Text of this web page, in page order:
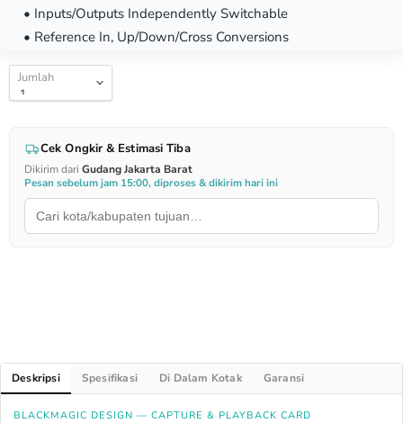
• Inputs/Outputs Independently Switchable
• Reference In, Up/Down/Cross Conversions
Jumlah
Cek Ongkir & Estimasi Tiba
Dikirim dari Gudang Jakarta Barat
Pesan sebelum jam 15:00, diproses & dikirim hari ini
Deskripsi Spesifikasi Di Dalam Kotak Garansi
BLACKMAGIC DESIGN — CAPTURE & PLAYBACK CARD